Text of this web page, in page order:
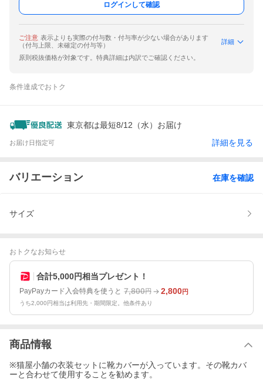
ログインして確認
ご注意 表示よりも実際の付与数・付与率が少ない場合があります
（付与上限、未確定の付与等）
詳細
原則税抜価格が対象です。特典詳細は内訳でご確認ください。
条件達成でおトク
東京都は最短8/12（水）お届け
お届け日指定可 詳細を見る
バリエーション 在庫を確認
サイズ
おトクなお知らせ
合計5,000円相当プレゼント！
PayPayカード入会特典を使うと 7,800円 2,800円
うち2,000円相当は利用先・期間限定。他条件あり
商品情報
※猫屋小舗の衣装セットに靴カバーが入っています。その靴カバ
ーと合わせて使用することを勧めます。